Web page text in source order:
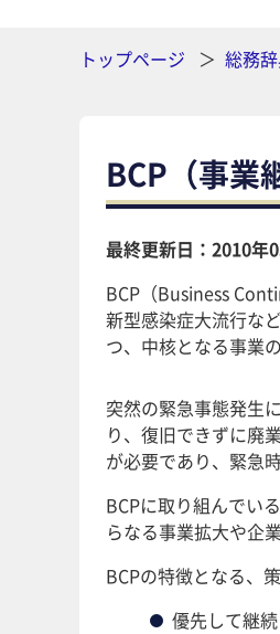
トップページ
総務
BCP（事業
最終更新日：2010年
BCP（Business
新型感染症大流行な
つ、中核となる事業
突然の緊急事態発生
り、復旧できずに廃
が必要であり、緊急
BCPに取り組んでい
らなる事業拡大や企
BCPの特徴となる、
優先して継